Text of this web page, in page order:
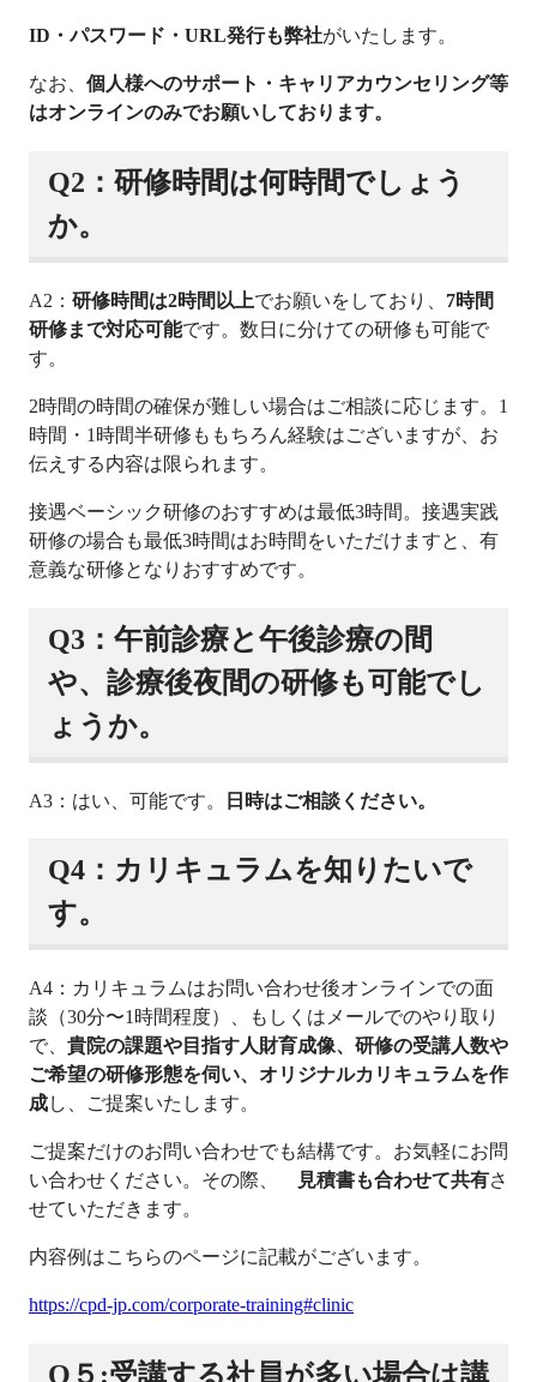
ID・パスワード・URL発行も弊社がいたします。
なお、 個人様へのサポート・キャリアカウンセリング等
はオンラインのみでお願いしております。
Q2：研修時間は何時間でしょう
か。
A2： 研修時間は2時間以上でお願いをしており、 7時間
研修まで対応可能です。数日に分けての研修も可能で
す。
2時間の時間の確保が難しい場合はご相談に応じます。1
時間・1時間半研修ももちろん経験はございますが、お
伝えする内容は限られます。
接遇ベーシック研修のおすすめは最低3時間。接遇実践
研修の場合も最低3時間はお時間をいただけますと、有
意義な研修となりおすすめです。
Q3：午前診療と午後診療の間
や、診療後夜間の研修も可能でし
ょうか。
A3：はい、可能です。 日時はご相談ください。
Q4：カリキュラムを知りたいで
す。
A4：カリキュラムはお問い合わせ後オンラインでの面
談（30分〜1時間程度）、もしくはメールでのやり取り
で、 貴院の課題や目指す人財育成像、研修の受講人数や
ご希望の研修形態を伺い、オリジナルカリキュラムを作
成し、ご提案いたします。
ご提案だけのお問い合わせでも結構です。お気軽にお問
い合わせください。その際、
見積書も合わせて共有さ
せていただきます。
内容例はこちらのページに記載がございます。
https://cpd-jp.com/corporate-training#clinic
Q５:受講する社員が多い場合は講